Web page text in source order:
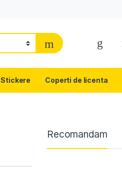
Stickere Coperti de licenta
Recomandam